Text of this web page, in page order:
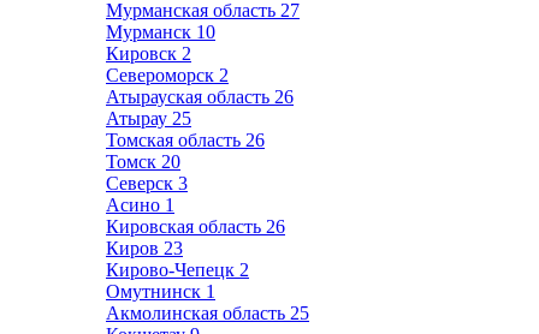
Мурманская область 27
Мурманск 10
Кировск 2
Североморск 2
Атырауская область 26
Атырау 25
Томская область 26
Томск 20
Северск 3
Асино 1
Кировская область 26
Киров 23
Кирово-Чепецк 2
Омутнинск 1
Акмолинская область 25